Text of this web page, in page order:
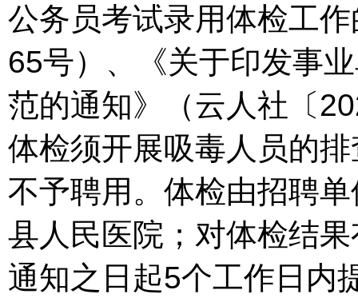
公务员考试录用体检工
65号）、《关于印发事
范的通知》（云人社〔
体检须开展吸毒人员的
不予聘用。体检由招聘
县人民医院；对体检结
通知之日起5个工作日内